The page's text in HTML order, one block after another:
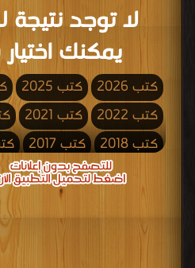
لا توجد نتيجة
يمكنك
كتب 2026 كتب 2025
كتب 2022
كتب 2021
كتب 2018
كتب 2017
كتب 2013
كتب 2009
كتب 2006
كتب 2005